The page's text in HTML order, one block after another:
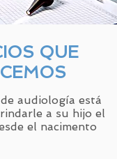
QUE
audiología está
a su hijo el
el nacimento